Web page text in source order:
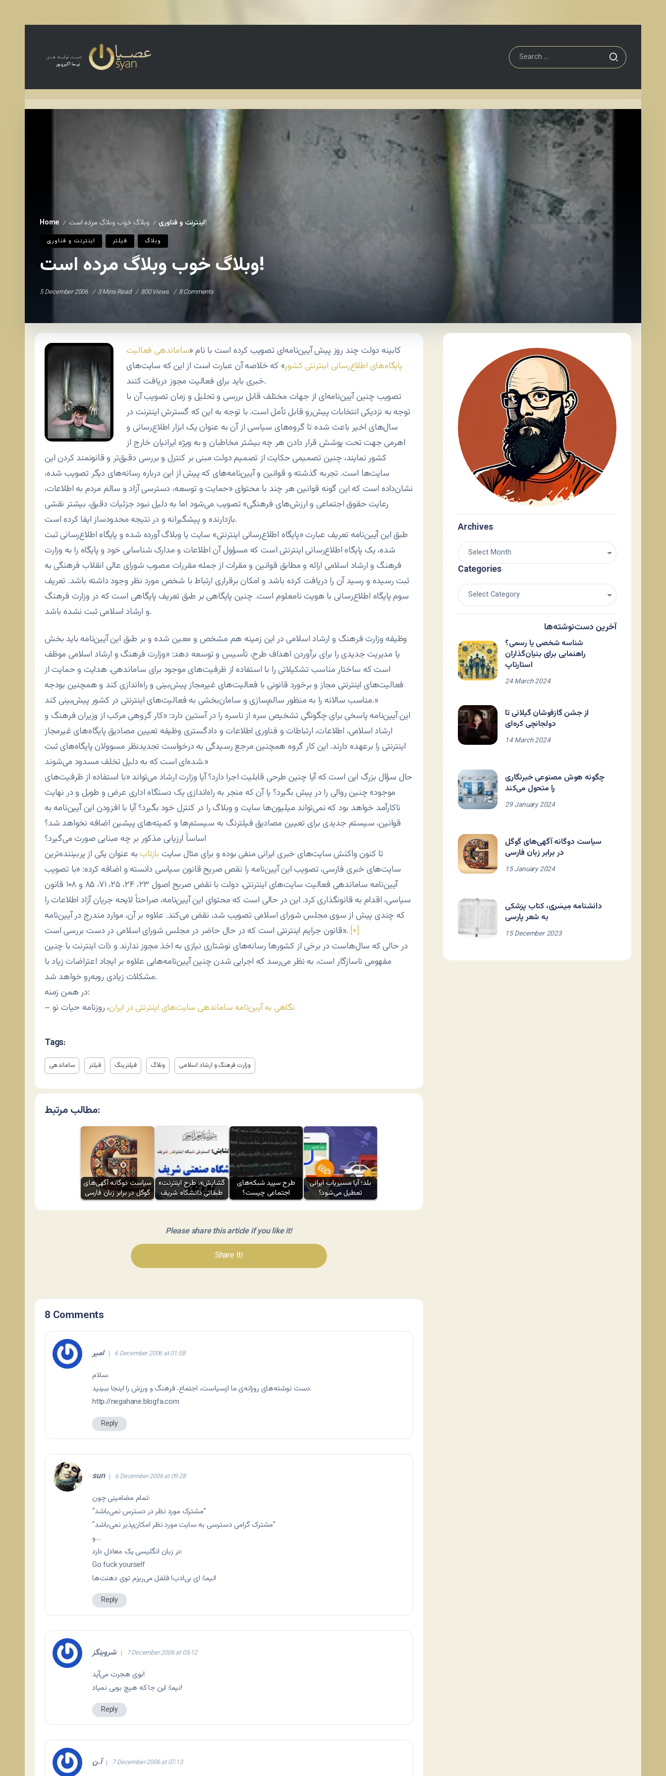
Home / اينترنت و فناوری / وبلاگ خوب وبلاگ مرده است!
اينترنت و فناوری فيلتر وبلاگ
وبلاگ خوب وبلاگ مرده است!
5 December 2006 3 Mins Read 800 Views 8 Comments
کابینه دولت چند روز پیش آیین‌نامه‌ای تصویب کرده است با نام «ساماندهی فعالیت
پایگاه‌های اطلاع‌رسانی اینترنتی کشور» که خلاصه آن عبارت است از این که سایت‌های
خبری باید برای فعالیت مجوز دریافت کنند.
تصویب چنین آیین‌نامه‌ای از جهات مختلف قابل بررسی و تحلیل و زمان تصویب آن با
توجه به نزدیکی انتخابات پیش‌رو قابل تأمل است. با توجه به این که گسترش اینترنت در
سال‌های اخیر باعث شده تا گروه‌های سیاسی از آن به عنوان یک ابزار اطلاع‌رسانی و
اهرمی جهت تحت پوشش قرار دادن هر چه بیشتر مخاطبان و به ویژه ایرانیان خارج از
کشور نمایند، چنین تصمیمی حکایت از تصمیم دولت مبنی بر کنترل و بررسی دقیق‌تر و قانونمند کردن این
سایت‌ها است. تجربه گذشته و قوانین و آیین‌نامه‌های که پیش از این درباره رسانه‌های دیگر تصویب شده،
نشان‌داده است که این گونه قوانین هر چند با محتوای «حمایت و توسعه، دسترسی آزاد و سالم مردم به اطلاعات،
رعایت حقوق اجتماعی و ارزش‌های فرهنگی» تصویب می‌شود اما به دلیل نبود جزئیات دقیق، بیشتر نقشی
بازدارنده و پیشگیرانه و در نتیجه محدودساز ایفا کرده است.
طبق این آیین‌نامه تعریف عبارت «پایگاه اطلاع‌رسانی اینترنتی» سایت یا وبلاگ آورده شده و پایگاه اطلاع‌رسانی ثبت
شده، یک پایگاه اطلاع‌رسانی اینترنتی است که مسؤول آن اطلاعات و مدارک شناسایی خود و پایگاه را به وزارت
فرهنگ و ارشاد اسلامی ارائه و مطابق قوانین و مقرات از جمله مقررات مصوب شورای عالی انقلاب فرهنگی به
ثبت رسیده و رسید آن را دریافت کرده باشد و امکان برقراری ارتباط با شخص مورد نظر وجود داشته باشد. تعریف
سوم پایگاه اطلاع‌رسانی با هویت نامعلوم است. چنین پایگاهی بر طبق تعریف پایگاهی است که در وزارت فرهنگ
و ارشاد اسلامی ثبت نشده باشد.
وظیفه وزارت فرهنگ و ارشاد اسلامی در این زمینه هم مشخص و معین شده و بر طبق این آیین‌نامه باید بخش
یا مدیریت جدیدی را برای برآوردن اهداف طرح، تأسیس و توسعه دهد: «وزارت فرهنگ و ارشاد اسلامی موظف
است که ساختار مناسب تشکیلاتی را با استفاده از ظرفیت‌های موجود برای ساماندهی، هدایت و حمایت از
فعالیت‌های اینترنتی مجاز و برخورد قانونی با فعالیت‌های غیرمجاز پیش‌بینی و راه‌اندازی کند و همچنین بودجه
مناسب سالانه را به منظور سالم‌سازی و سامان‌بخشی به فعالیت‌های اینترنتی در کشور پیش‌بینی کند.»
این آیین‌نامه پاسخی برای چگونگی تشخیص سره از ناسره را در آستین دارد: «کار گروهی مرکب از وزیران فرهنگ و
ارشاد اسلامی، اطلاعات، ارتباطات و فناوری اطلاعات و دادگستری وظیفه تعیین مصادیق پایگاه‌های غیرمجاز
اینترنتی را برعهده دارند. این کار گروه همچنین مرجع رسیدگی به درخواست تجدیدنظر مسوولان پایگاه‌های ثبت
شده‌ای است که به دلیل تخلف مسدود می‌شوند.»
حال سؤال بزرگ این است که آیا چنین طرحی قابلیت اجرا دارد؟ آیا وزارت ارشاد می‌تواند «با استفاده از ظرفیت‌های
موجود» چنین روالی را در پیش بگیرد؟ یا آن که منجر به راه‌اندازی یک دستگاه اداری عرض و طویل و در نهایت
ناکارآمد خواهد بود که نمی‌تواند میلیون‌ها سایت و وبلاگ را در کنترل خود بگیرد؟ آیا با افزودن این آیین‌نامه به
قوانین، سیستم جدیدی برای تعیین مصادیق فیلترنگ به سیستم‌ها و کمیته‌های پیشین اضافه نخواهد شد؟
اساساً ارزیابی مذکور بر چه مبنایی صورت می‌گیرد؟
تا کنون واکنش سایت‌های خبری ایرانی منفی بوده و برای مثال سایت بازتاببه عنوان یکی از پربیننده‌ترین
سایت‌های خبری فارسی، تصویب این آیین‌نامه را نقص صریح قانون سیاسی دانسته و اضافه کرده: «با تصویب
آیین‌نامه ساماندهی فعالیت سایت‌های اینترنتی، دولت با نقض صریح اصول ۲۳، ۲۴، ۲۵، ۷۱، ۸۵ و ۱۰۸ قانون
سیاسی، اقدام به قانونگذاری کرد. این در حالی است که محتوای این آیین‌نامه، صراحتاً لایحه جریان آزاد اطلاعات را
که چندی پیش از سوی مجلس شورای اسلامی تصویب شد، نقض می‌کند. علاوه بر آن، موارد مندرج در آیین‌نامه
قانون جرایم اینترنتی است که در حال حاضر در مجلس شورای اسلامی در دست بررسی است». [+]
در حالی که سال‌هاست در برخی از کشورها رسانه‌های نوشتاری نیازی به اخذ مجوز ندارند و ذات اینترنت با چنین
مفهومی ناسازگار است، به نظر می‌رسد که اجرایی شدن چنین آیین‌نامه‌هایی علاوه بر ایجاد اعتراضات زیاد با
مشکلات زیادی روبه‌رو خواهد شد.
در همن زمنه:
–
نگاهی به آیین‌نامه ساماندهی سایت‌های اینترنتی در ایران، روزنامه حیات نو
Tags:
ساماندهی فیلتر فیلترینگ وبلاگ وزارت فرهنگ و ارشاد اسلامی
مطالب مرتبط:
سیاست دوگانه آگهی‌های
گوگل در برابر زبان فارسی
«گشایش»، طرح اینترنت
طبقاتی دانشگاه شریف
طرح سپید شبکه‌های
اجتماعی چیست؟
بلد؛ آیا مسیر‌یاب ایرانی
تعطیل می‌شود؟
Please share this article if you like it!
Share It!
8 Comments
امير 6 December 2006 at 01:58
سلام.
دست نوشته‌های روزانه‌ی ما ازسياست، اجتماع، فرهنگ و ورزش را اينجا ببينيد.
http://negahane.blogfa.com
Reply
sun 6 December 2006 at 09:28
تمام مضامينی چون:
“مشترک مورد نظر در دسترس نمی‌باشد”
“مشترک گرامی دسترسی به سايت مورد نظر امکان‌پذير نمی‌باشد”
و…
در زبان انگليسی يک معادل دارد:
Go fuck yourself
نيما: ای بی‌ادب! فلفل می‌ريزم توی دهنت‌ها!
Reply
شروینگز 7 December 2006 at 05:12
بوی هجرت می‌آید!
نيما: اين جا که هيچ بويی نمياد!
Reply
آ.ن 7 December 2006 at 07:13
Archives
Categories
آخرین دست‌نوشته‌ها
شناسه شخصی یا رسمی؟
راهنمایی برای بنیان‌گذاران
استارتاپ
24 March 2024
از جشن گازفوشان گیلانی تا
دولجانچی کره‌ای
14 March 2024
چگونه هوش مصنوعی خبرنگاری
را متحول می‌کند
29 January 2024
سیاست دوگانه آگهی‌های گوگل
در برابر زبان فارسی
15 January 2024
دانشنامه مِیسَری، کتاب پزشکی
به شعر پارسی
15 December 2023